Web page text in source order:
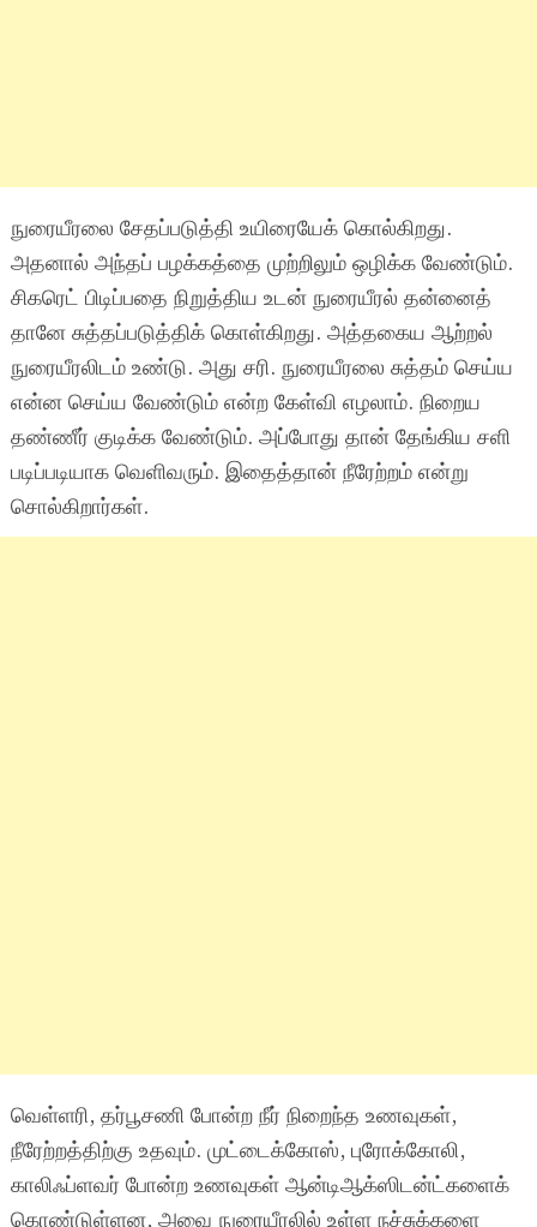
நுரையீரலை சேதப்படுத்தி உயிரையேக் கொல்கிறது.
அதனால் அந்தப் பழக்கத்தை முற்றிலும் ஒழிக்க வேண்டும்.
சிகரெட் பிடிப்பதை நிறுத்திய உடன் நுரையீரல் தன்னைத்
தானே சுத்தப்படுத்திக் கொள்கிறது. அத்தகைய ஆற்றல்
நுரையீரலிடம் உண்டு. அது சரி. நுரையீரலை சுத்தம் செய்ய
என்ன செய்ய வேண்டும் என்ற கேள்வி எழலாம். நிறைய
தண்ணீர் குடிக்க வேண்டும். அப்போது தான் தேங்கிய சளி
படிப்படியாக வெளிவரும். இதைத்தான் நீரேற்றம் என்று
சொல்கிறார்கள்.
வெள்ளரி, தர்பூசணி போன்ற நீர் நிறைந்த உணவுகள்,
நீரேற்றத்திற்கு உதவும். முட்டைக்கோஸ், புரோக்கோலி,
காலிஃப்ளவர் போன்ற உணவுகள் ஆன்டிஆக்ஸிடன்ட்களைக்